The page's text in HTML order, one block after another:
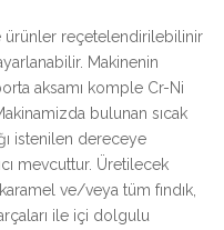
ürünler reçetelendirilebilinir
Makinenin
aksamı komple Cr-Ni
bulunan sıcak
istenilen dereceye
mevcuttur. Üretilecek
ve/veya tüm fındık,
ile içi dolgulu